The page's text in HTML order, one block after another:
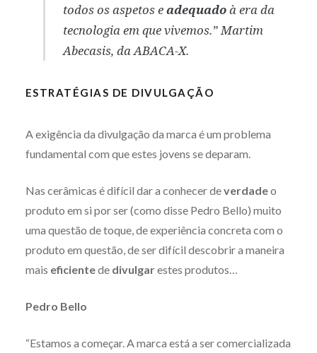
todos os aspetos eadequadoà era da
tecnologia em que vivemos.” Martim
Abecasis, daABACA-X.
ESTRATÉGIAS DE DIVULGAÇÃO
A exigência da divulgação da marca é um problema
fundamental com que estes jovens se deparam.
Nas cerâmicas é difícil dar a conhecer deverdadeo
produto em si por ser (como disse Pedro Bello) muito
uma questão de toque, de experiência concreta com o
produto em questão, de ser difícil descobrir a maneira
mais eficientede divulgarestes produtos…
Pedro Bello
“Estamos a começar. A marca está a ser comercializada